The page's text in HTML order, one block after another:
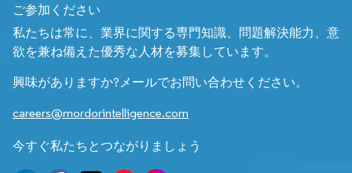
ご参加ください
私たちは常に、業界に関する専門知識、問題解決能力、意
欲を兼ね備えた優秀な人材を募集しています。
興味がありますか?メールでお問い合わせください。
careers@mordorintelligence.com
今すぐ私たちとつながりましょう